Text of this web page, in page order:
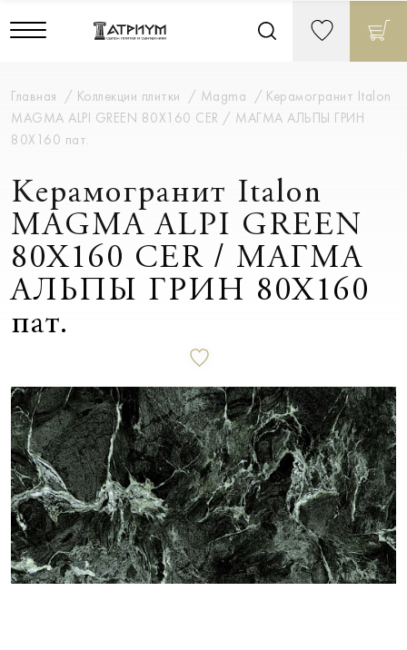
Главная Коллекции плитки Magma
Керамогранит Italon
MAGMA ALPI GREEN 80X160 CER / МАГМА АЛЬПЫ ГРИН
80X160 пат.
Керамогранит Italon
MAGMA ALPI GREEN
80X160 CER / МАГМА
АЛЬПЫ ГРИН 80X160
пат.